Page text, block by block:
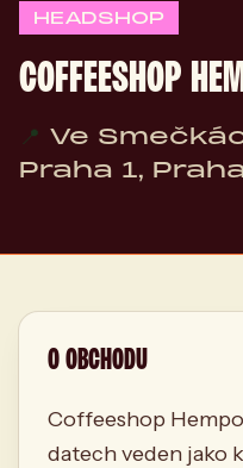
HEADSHOP
COFFEESHOP
📍 Ve
Praha 1,
O OBCHODU
Coffeeshop
datech veden jako